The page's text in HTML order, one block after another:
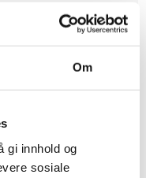
Om
gi innhold og
sosiale